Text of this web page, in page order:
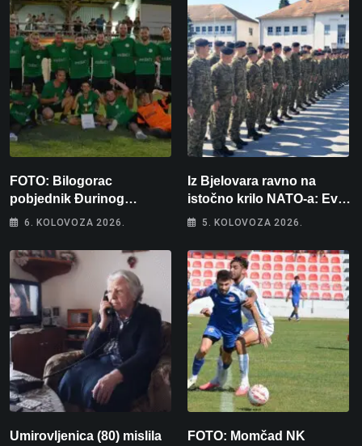
FOTO: Bilogorac
pobjednik Đurinog
memorijala
6. KOLOVOZA 2026.
Iz Bjelovara ravno na
istočno krilo NATO-a: Evo
kamo odlazi 82 hrvatska
5. KOLOVOZA 2026.
Umirovljenica (80) mislila
FOTO: Momčad NK